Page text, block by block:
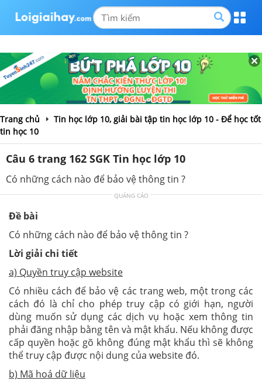
Trang chủ
Tin học lớp 10, giải bài tập tin học lớp 10 - Để học tốt
tin học 10
Câu 6 trang 162 SGK Tin học lớp 10
Có những cách nào để bảo vệ thông tin ?
QUẢNG CÁO
Đề bài
Có những cách nào để bảo vệ thông tin ?
Lời giải chi tiết
a) Quyền truy cập website
Có nhiều cách để bảo vệ các trang web, một trong các
cách đó là chỉ cho phép truy cập có giới hạn, người
dùng muốn sử dụng các dịch vụ hoặc xem thông tin
phải đăng nhập bằng tên và mật khẩu. Nếu không được
cấp quyền hoặc gõ không đúng mật khẩu thì sẽ không
thể truy cập được nội dung của website đó.
b) Mã hoá dữ liệu